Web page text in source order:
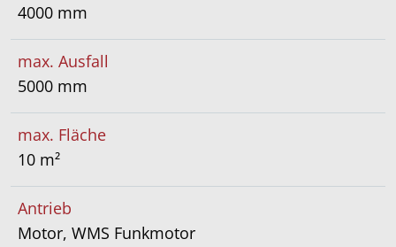
4000 mm
max. Ausfall
5000 mm
max. Fläche
10 m²
Antrieb
Motor, WMS Funkmotor